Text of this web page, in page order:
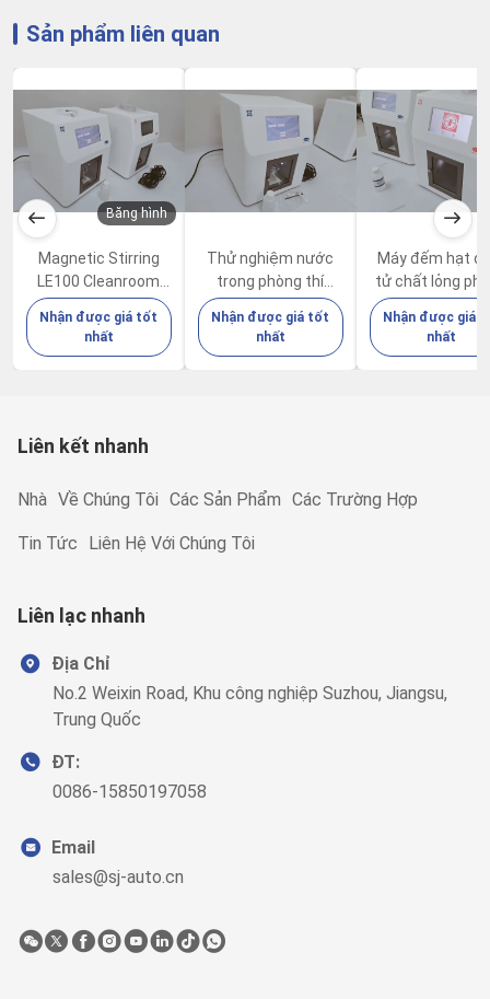
Sản phẩm liên quan
Băng hình
Magnetic Stirring
LE100 Cleanroom
Particle Counter với
máy in tích hợp
Nhận được giá tốt
nhất
Thử nghiệm nước
trong phòng thí
nghiệm Máy đếm
hạt lỏng LE100
Nhận được giá tốt
nhất
Máy đếm hạt
tử chất lỏng
thí nghiệm FDA
CFR Phần 11
Nhận được giá
nhất
Liên kết nhanh
Nhà Về Chúng Tôi Các Sản Phẩm Các Trường Hợp
Tin Tức Liên Hệ Với Chúng Tôi
Liên lạc nhanh
Địa Chỉ
No.2 Weixin Road, Khu công nghiệp Suzhou, Jiangsu,
Trung Quốc
ĐT:
0086-15850197058
Email
sales@sj-auto.cn